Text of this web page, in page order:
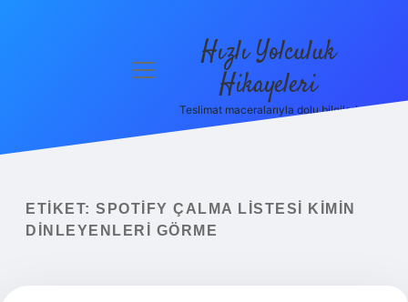
Yasal Uyarı
menüyü
Hızlı Yolculuk
Hikayeleri
Teslimat maceralarıyla dolu bilgiler!
ETIKET: SPOTIFY ÇALMA LISTESI KIMIN
DINLEYENLERI GÖRME